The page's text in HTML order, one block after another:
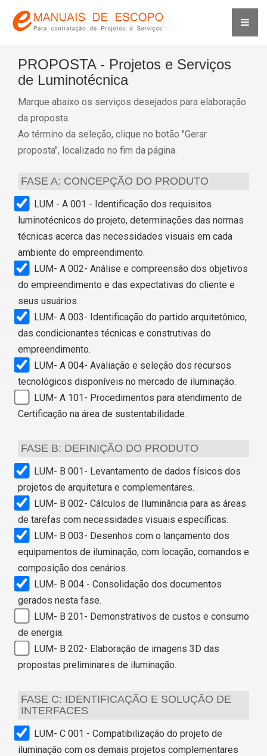
PROPOSTA - Projetos e Serviços
de Luminotécnica
Marque abaixo os serviços desejados para elaboração
da proposta.
Ao término da seleção, clique no botão "Gerar
proposta", localizado no fim da página.
FASE A: CONCEPÇÃO DO PRODUTO
LUM - A 001 - Identificação dos requisitos
luminotécnicos do projeto, determinações das normas
técnicas acerca das necessidades visuais em cada
ambiente do empreendimento.
LUM- A 002- Análise e compreensão dos objetivos
do empreendimento e das expectativas do cliente e
seus usuários.
LUM- A 003- Identificação do partido arquitetônico,
das condicionantes técnicas e construtivas do
empreendimento.
LUM- A 004- Avaliação e seleção dos recursos
tecnológicos disponíveis no mercado de iluminação.
LUM- A 101- Procedimentos para atendimento de
Certificação na área de sustentabilidade.
FASE B: DEFINIÇÃO DO PRODUTO
LUM- B 001- Levantamento de dados físicos dos
projetos de arquitetura e complementares.
LUM- B 002- Cálculos de Iluminância para as áreas
de tarefas com necessidades visuais específicas.
LUM- B 003- Desenhos com o lançamento dos
equipamentos de iluminação, com locação, comandos e
composição dos cenários.
LUM- B 004 - Consolidação dos documentos
gerados nesta fase.
LUM- B 201- Demonstrativos de custos e consumo
de energia.
LUM- B 202- Elaboração de imagens 3D das
propostas preliminares de iluminação.
FASE C: IDENTIFICAÇÃO E SOLUÇÃO DE
INTERFACES
LUM- C 001 - Compatibilização do projeto de
iluminação com os demais projetos complementares